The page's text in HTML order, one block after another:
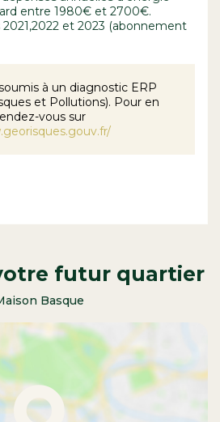
entre 1980€ et 2700€.
et 2023 (abonnement
à un diagnostic ERP
et Pollutions). Pour en
vous sur
futur quartier
Basque